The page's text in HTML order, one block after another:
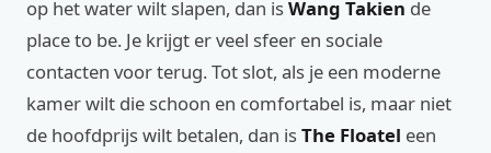
op het water wilt slapen, dan isWang Takien de
place to be. Je krijgt er veel sfeer en sociale
contacten voor terug. Tot slot, als je een moderne
kamer wilt die schoon en comfortabel is, maar niet
de hoofdprijs wilt betalen, dan isThe Floatel een